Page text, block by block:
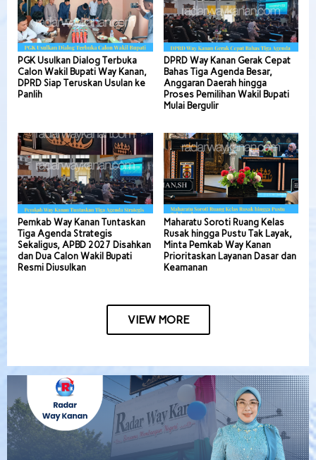
PGK Usulkan Dialog Terbuka
Calon Wakil Bupati Way Kanan,
DPRD Siap Teruskan Usulan ke
Panlih
DPRD Way Kanan Gerak Cepat
Bahas Tiga Agenda Besar,
Anggaran Daerah hingga
Proses Pemilihan Wakil Bupati
Mulai Bergulir
Pemkab Way Kanan Tuntaskan
Tiga Agenda Strategis
Sekaligus, APBD 2027 Disahkan
dan Dua Calon Wakil Bupati
Resmi Diusulkan
Maharatu Soroti Ruang Kelas
Rusak hingga Pustu Tak Layak,
Minta Pemkab Way Kanan
Prioritaskan Layanan Dasar dan
Keamanan
VIEW MORE